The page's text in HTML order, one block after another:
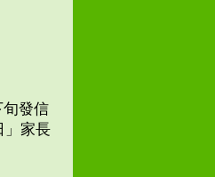
旬發信
」家長